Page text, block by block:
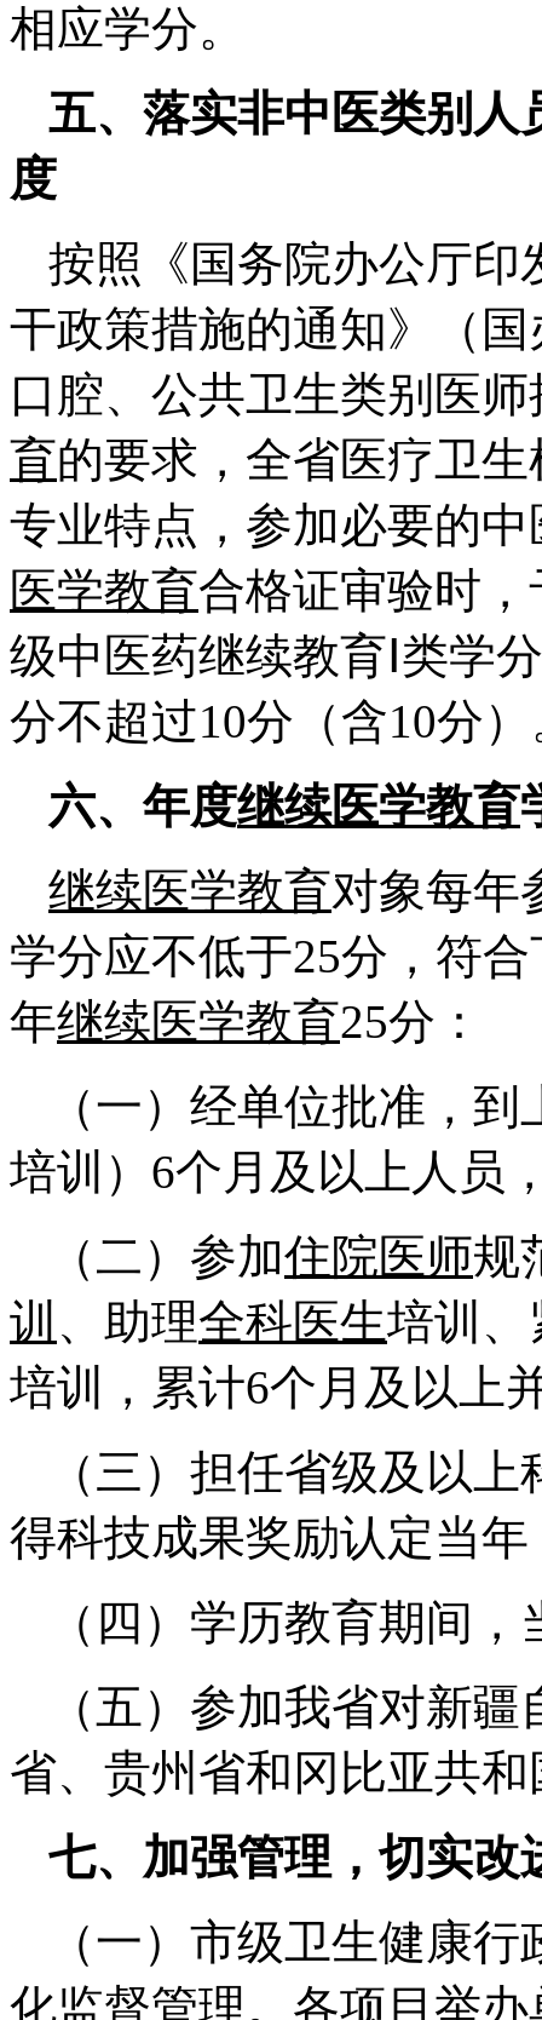
相应学分。
五、落实非中医类别人
度
按照《国务院办公厅印
干政策措施的通知》（
口腔、公共卫生类别医
育的要求，全省医疗卫
专业特点，参加必要的
医学教育合格证审验时
级中医药继续教育Ⅰ类学
分不超过10分（含10分
六、年度继续医学教育
继续医学教育对象每年
学分应不低于25分，符
年继续医学教育25分：
（一）经单位批准，
培训）6个月及以上人员
（二）参加住院医师规
训 、助理全科医生培训、
培训，累计6个月及以上
（三）担任省级及以
得科技成果奖励认定当年
（四）学历教育期间
（五）参加我省对新
省、贵州省和冈比亚共
七、加强管理，切实改
（一）市级卫生健康
化监督管理。各项目举